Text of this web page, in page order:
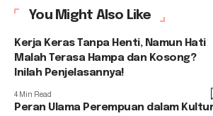
You Might Also Like
Kerja Keras Tanpa Henti, Namun Hati
Malah Terasa Hampa dan Kosong?
Inilah Penjelasannya!
4 Min Read
Peran Ulama Perempuan dalam